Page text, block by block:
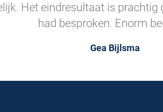
Het eindresultaat is
had besproken. Enorm
Gea Bijlsma